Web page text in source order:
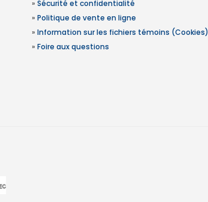
» Sécurité et confidentialité
» Politique de vente en ligne
» Information sur les fichiers témoins (Cookies)
» Foire aux questions